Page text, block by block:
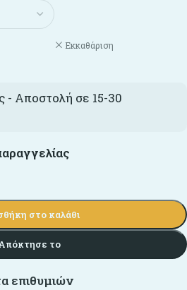
Εκκαθάριση
- Αποστολή σε 15-30
στο καλάθι
το
επιθυμιών